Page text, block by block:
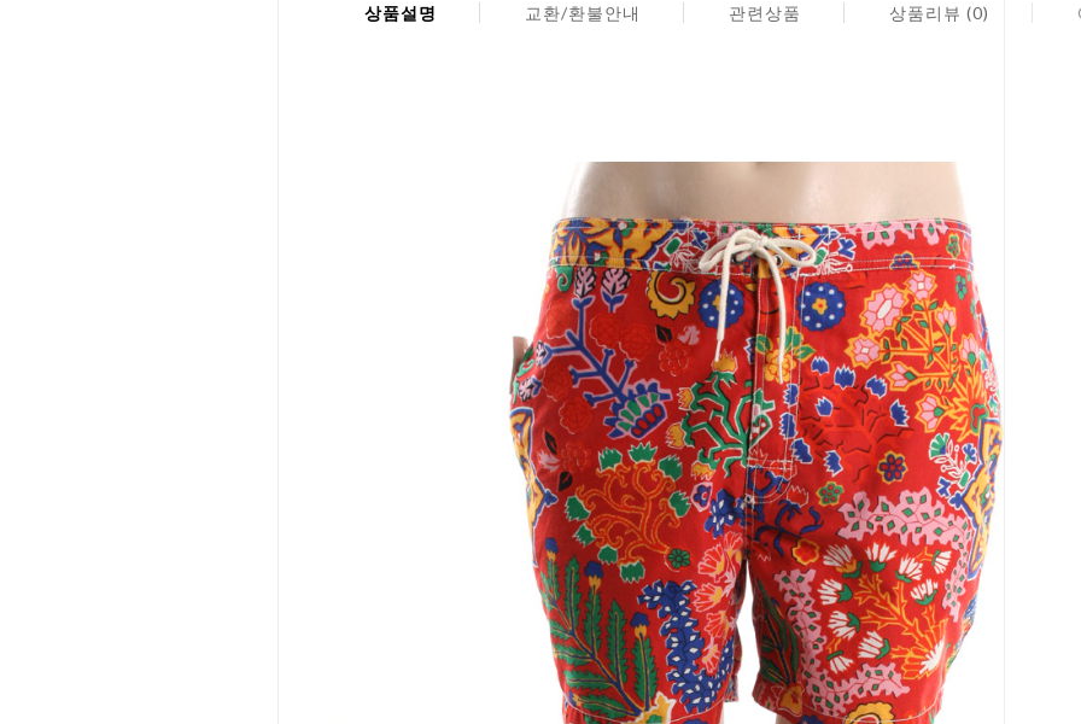
상품설명 교환/환불안내 관련상품 상품리뷰 (0)